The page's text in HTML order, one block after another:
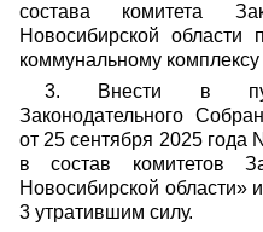
состава комитета
Новосибирской области
коммунальному
3. Внести в
Законодательного
от 25 сентября 2025 года
в состав комитетов
Новосибирской области»
3 утратившим силу.